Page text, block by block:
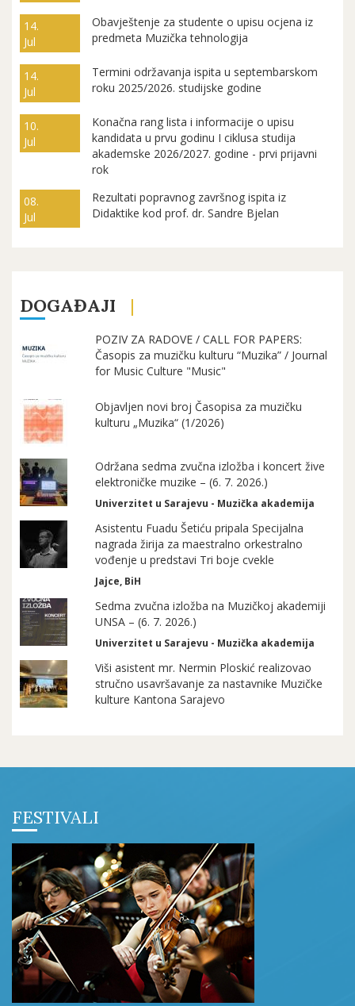
14.
Jul
Obavještenje za studente o upisu ocjena iz
predmeta Muzička tehnologija
14.
Jul
Termini održavanja ispita u septembarskom
roku 2025/2026. studijske godine
10.
Jul
Konačna rang lista i informacije o upisu
kandidata u prvu godinu I ciklusa studija
akademske 2026/2027. godine - prvi prijavni
rok
08.
Jul
Rezultati popravnog završnog ispita iz
Didaktike kod prof. dr. Sandre Bjelan
DOGAĐAJI
POZIV ZA RADOVE / CALL FOR PAPERS:
Časopis za muzičku kulturu “Muzika” / Journal
for Music Culture "Music"
Objavljen novi broj Časopisa za muzičku
kulturu „Muzika“ (1/2026)
Održana sedma zvučna izložba i koncert žive
elektroničke muzike – (6. 7. 2026.)
Univerzitet u Sarajevu - Muzička akademija
Asistentu Fuadu Šetiću pripala Specijalna
nagrada žirija za maestralno orkestralno
vođenje u predstavi Tri boje cvekle
Jajce, BiH
Sedma zvučna izložba na Muzičkoj akademiji
UNSA – (6. 7. 2026.)
Univerzitet u Sarajevu - Muzička akademija
Viši asistent mr. Nermin Ploskić realizovao
stručno usavršavanje za nastavnike Muzičke
kulture Kantona Sarajevo
FESTIVALI